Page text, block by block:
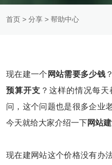
首页 > 分享 > 帮助中心
现在建一个 网站需要多少钱
预算开支 ？这样的情况每
问，这个问题也是很多企业
今天就给大家介绍一下网站
现在建网站这个价格没有办